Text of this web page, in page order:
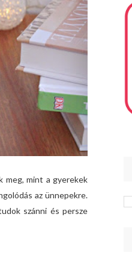
meg, mint a gyerekek
az ünnepekre.
szánni és persze